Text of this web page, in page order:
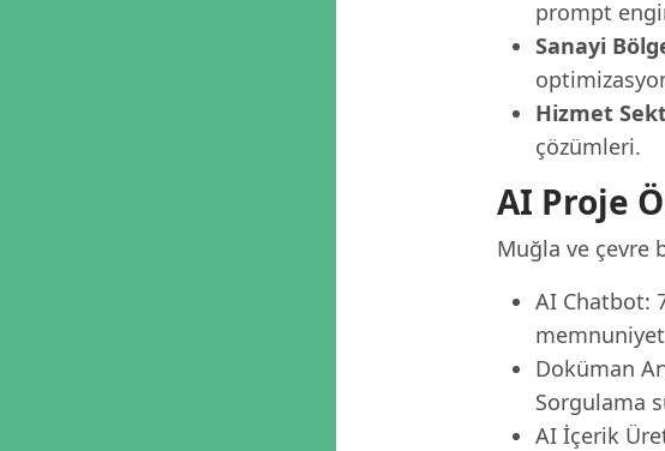
prompt
Sanayi
Hizmet
çözümleri.
AI Proje
Muğla ve çevre
AI Chatbot:
Doküman
Sorgulama
AI İçerik